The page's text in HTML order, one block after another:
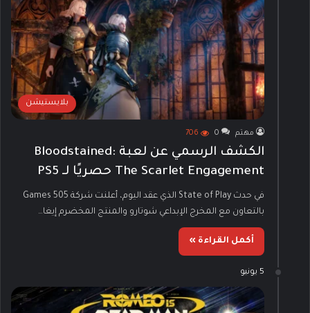
بلايستيشن
مهتم 0
706
الكشف الرسمي عن لعبة Bloodstained:
The Scarlet Engagement حصريًا لـ PS5
في حدث State of Play الذي عقد اليوم، أعلنت شركة 505 Games
بالتعاون مع المخرج الإبداعي شوتارو والمنتج المخضرم إيغا…
أكمل القراءة »
5 يونيو